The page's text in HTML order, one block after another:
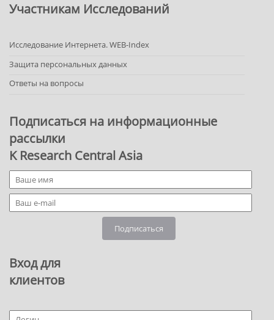
Участникам Исследований
Исследование Интернета. WEB-Index
Защита персональных данных
Ответы на вопросы
Подписаться на информационные
рассылки
K Research Central Asia
Подписаться
Вход для
клиентов